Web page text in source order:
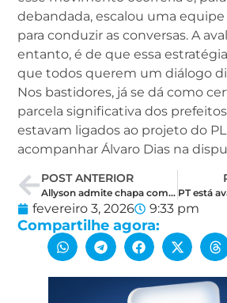
debandada, escalou uma equipe
para conduzir as conversas. A
entanto, é de que essa
que todos querem um diálogo
Nos bastidores, já se dá como
parcela significativa dos
estavam ligados ao projeto do
acompanhar Álvaro Dias na
POST ANTERIOR
Allyson admite chapa com apenas um nome ao Senado para fortalecer Zenaide
fevereiro 3, 2026 9:33 pm
Compartilhe agora: